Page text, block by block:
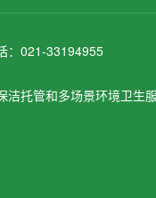
：021-33194955
托管和多场景环境卫生